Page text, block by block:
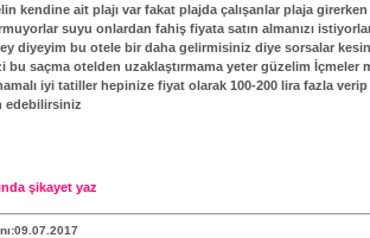
kendine ait plajı var fakat plajda çalışanlar plaja girerken
suyu onlardan fahiş fiyata satın almanızı
diyeyim bu otele bir daha gelirmisiniz diye sorsalar
bu saçma otelden uzaklaştırmama yeter güzelim İçmeler
iyi tatiller hepinize fiyat olarak 100-200 lira fazla
edebilirsiniz
şikayet yaz